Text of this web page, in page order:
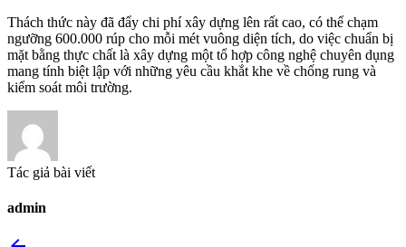
Thách thức này đã đẩy chi phí xây dựng lên rất cao, có thể chạm
ngưỡng 600.000 rúp cho mỗi mét vuông diện tích, do việc chuẩn bị
mặt bằng thực chất là xây dựng một tổ hợp công nghệ chuyên dụng
mang tính biệt lập với những yêu cầu khắt khe về chống rung và
kiểm soát môi trường.
Tác giả bài viết
admin